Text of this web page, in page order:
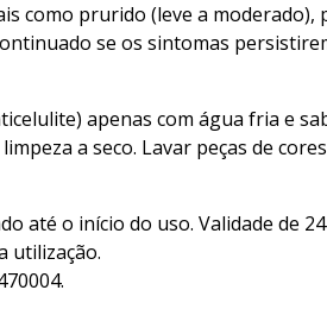
como prurido (leve a moderado),
se os sintomas
apenas com água fria e
a seco. Lavar peças de
até o início do uso. Validade de
utilização.